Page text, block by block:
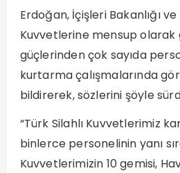
Erdoğan, İçişleri Bakanlığı ve
Kuvvetlerine mensup olarak
güçlerinden çok sayıda
kurtarma çalışmalarında
bildirerek, sözlerini şöyle
“Türk Silahlı Kuvvetlerimiz
binlerce personelinin yanı
Kuvvetlerimizin 10 gemisi,